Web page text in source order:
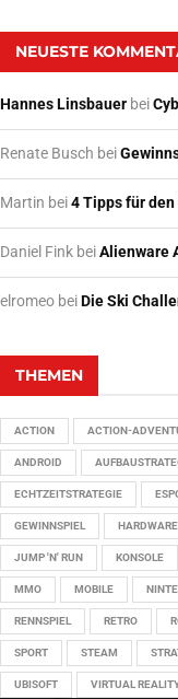
NEUESTE
Hannes Linsbauer bei
Renate Busch bei
Martin bei4 Tipps für
Daniel Fink beiAlienware
elromeo beiDie Ski
THEMEN
ACTION ACTION-
ANDROID
ECHTZEITSTRATEGIE
GEWINNSPIEL HARDWARE
JUMP 'N' RUN KONSOLE
MMO MOBILE
RENNSPIEL RETRO
SPORT STEAM
UBISOFT VIRTUAL